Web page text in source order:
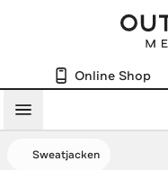
Online Shop
Menü
Sweatjacken